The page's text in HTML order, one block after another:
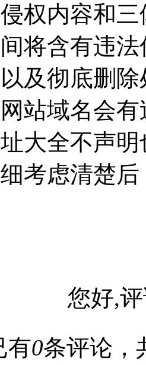
权内容和
将含有违
及彻底删
站域名会
大全不声
考虑清楚
您好,
有0条评论，